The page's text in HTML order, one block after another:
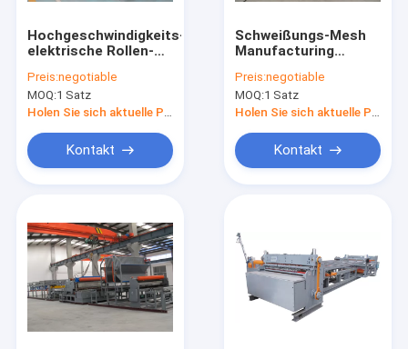
Produits
Über uns
Kontakt
Hochgeschwindigkeits-
elektrische Rollen-
Machine For
Constructions-
Masche
Preis:negotiable
MOQ:1 Satz
Holen Sie sich aktuelle Preis
Kontakt
Schweißungs-Mesh
Manufacturing
Mesh-Schweißgerät
der hohen
Sicherheits-440V
Preis:negotiable
MOQ:1 Satz
Holen Sie sich aktuelle Preis
Kontakt